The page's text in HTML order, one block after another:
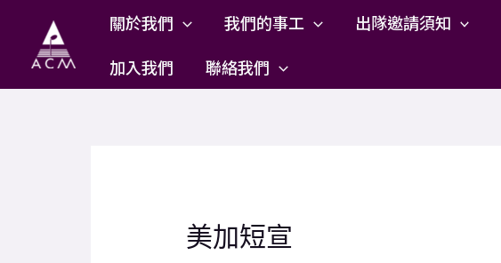
content
關於我們 我們的事工 出隊邀請須知
加入我們
聯絡我們
美加短宣